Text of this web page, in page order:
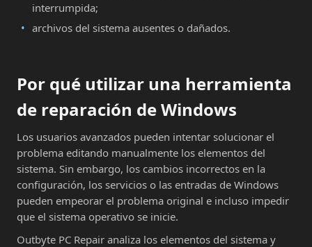
interrumpida;
archivos del sistema ausentes o dañados.
Por qué utilizar una herramienta
de reparación de Windows
Los usuarios avanzados pueden intentar solucionar el
problema editando manualmente los elementos del
sistema. Sin embargo, los cambios incorrectos en la
configuración, los servicios o las entradas de Windows
pueden empeorar el problema original e incluso impedir
que el sistema operativo se inicie.
Outbyte PC Repair analiza los elementos del sistema y